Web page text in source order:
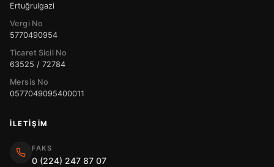
Ertuğrulgazi
Vergi No
5770490954
Ticaret Sicil No
63525 / 72784
Mersis No
0577049095400011
İLETIŞIM
FAKS
0 (224) 247 87 07